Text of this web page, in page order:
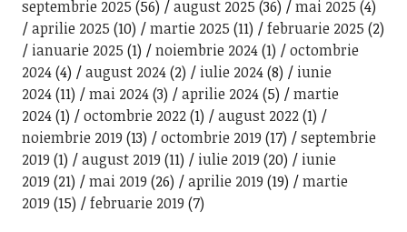
septembrie 2025 (56) august 2025 (36) mai 2025 (4)
aprilie 2025 (10) martie 2025 (11) februarie 2025 (2)
ianuarie 2025 (1) noiembrie 2024(1)
octombrie
2024(4) august 2024(2) iulie 2024(8)
iunie
2024(11) mai 2024(3) aprilie 2024(5)
martie
2024(1) octombrie 2022(1) august 2022(1)
noiembrie 2019 (13) octombrie 2019 (17)
septembrie
2019 (1) august 2019 (11) iulie 2019 (20)
iunie
2019 (21) mai 2019 (26) aprilie 2019 (19)
martie
2019 (15) februarie 2019 (7)